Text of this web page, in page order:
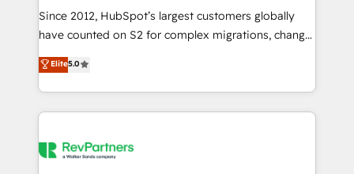
future.” Others agree it is proof of trust built through
measurable impact.
Since 2012, HubSpot’s largest customers globally
have counted on S2 for complex migrations, change
management, systems integration, and creative
solutions that deliver measurable impact and
transform brand experiences As one of the few full-
service creative agencies in the HubSpot
winning design to build scalable, globally
Elite5.0